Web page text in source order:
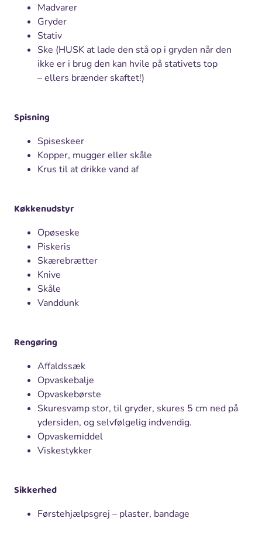
Madvarer
Gryder
Stativ
Ske (HUSK at lade den stå op i gryden når den
ikke er i brug den kan hvile på stativets top
– ellers brænder skaftet!)
Spisning
Spiseskeer
Kopper, mugger eller skåle
Krus til at drikke vand af
Køkkenudstyr
Opøseske
Piskeris
Skærebrætter
Knive
Skåle
Vanddunk
Rengøring
Affaldssæk
Opvaskebalje
Opvaskebørste
Skuresvamp stor, til gryder, skures 5 cm ned på
ydersiden, og selvfølgelig indvendig.
Opvaskemiddel
Viskestykker
Sikkerhed
Førstehjælpsgrej – plaster, bandage